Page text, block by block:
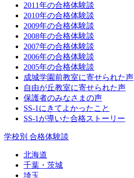
2011年の合格体験談
2010年の合格体験談
2009年の合格体験談
2008年の合格体験談
2007年の合格体験談
2006年の合格体験談
2005年の合格体験談
成城学園前教室に寄せられた声
自由が丘教室に寄せられた声
保護者のみなさまの声
SS-1にきてよかったこと
SS-1が導いた合格ストーリー
学校別 合格体験談
北海道
千葉・茨城
埼玉